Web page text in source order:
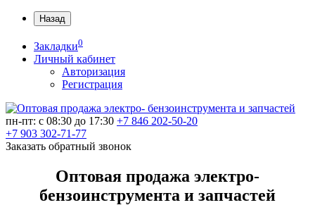
Назад
Закладки0
Личный кабинет
Авторизация
Регистрация
пн-пт: c 08:30 до 17:30 +7 846 202-50-20
+7 903 302-71-77
Заказать обратный звонок
Оптовая продажа электро-
бензоинструмента и запчастей